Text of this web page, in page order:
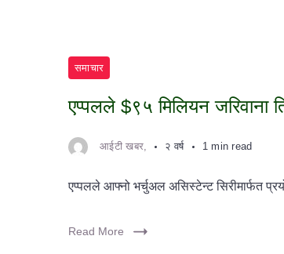
समाचार
एप्पलले $९५ मिलियन जरिवाना
आईटी खबर, २ वर्ष 1 min read
एप्पलले आफ्नो भर्चुअल असिस्टेन्ट सिरीमार्फत
Read More